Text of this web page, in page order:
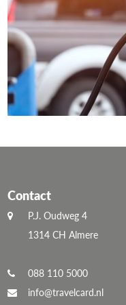
Contact
P.J. Oudweg 4
1314 CH Almere
088 110 5000
info@travelcard.nl